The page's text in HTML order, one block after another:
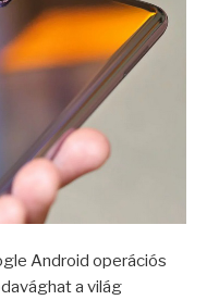
Android operációs
a világ